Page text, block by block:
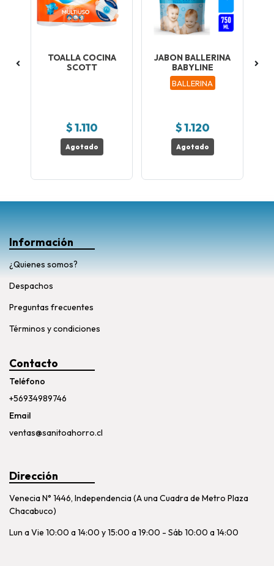
TOALLA COCINA
SCOTT
$ 1.110
Agotado
JABON BALLERINA
BABYLINE
BALLERINA
$ 1.120
Agotado
Información
¿Quienes somos?
Despachos
Preguntas frecuentes
Términos y condiciones
Contacto
Teléfono
+56934989746
Email
ventas@sanitoahorro.cl
Dirección
Venecia N° 1446, Independencia (A una Cuadra de Metro Plaza
Chacabuco)
Lun a Vie 10:00 a 14:00 y 15:00 a 19:00 - Sáb 10:00 a 14:00